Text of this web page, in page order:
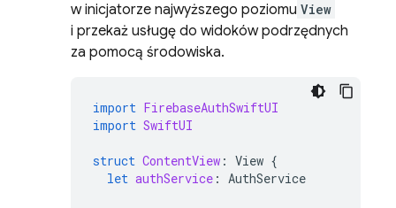
w inicjatorze najwyższego poziomu View
i przekaż usługę do widoków podrzędnych
za pomocą środowiska.
import FirebaseAuthSwiftUI
import SwiftUI
struct ContentView : View {
let authService : AuthService